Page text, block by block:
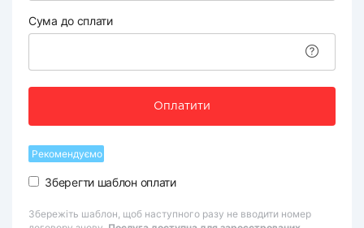
Сума до сплати
Оплатити
Рекомендуємо
Зберегти шаблон оплати
Збережіть шаблон, щоб наступного разу не вводити номер